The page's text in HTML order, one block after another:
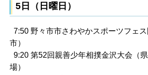
5日（日曜日）
7:50 野々市市さわやかスポーツフェ
市）
9:20 第52回親善少年相撲金沢大会（
場）